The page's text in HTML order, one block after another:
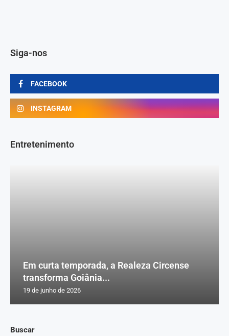
Buscar
Siga-nos
FACEBOOK
INSTAGRAM
Entretenimento
Em curta temporada, a Realeza Circense
transforma Goiânia...
19 de junho de 2026